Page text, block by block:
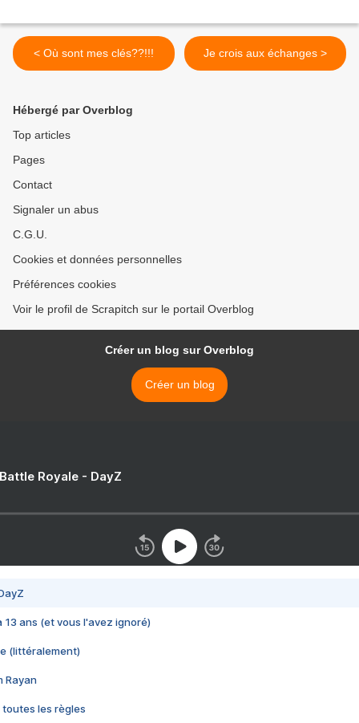
< Où sont mes clés??!!! Je crois aux échanges >
Hébergé par Overblog
Top articles
Pages
Contact
Signaler un abus
C.G.U.
Cookies et données personnelles
Préférences cookies
Voir le profil de Scrapitch sur le portail Overblog
Créer un blog sur Overblog
Créer un blog
Royale - DayZ
13 ans (et vous l'avez ignoré)
(littéralement)
Rayan
toutes les règles